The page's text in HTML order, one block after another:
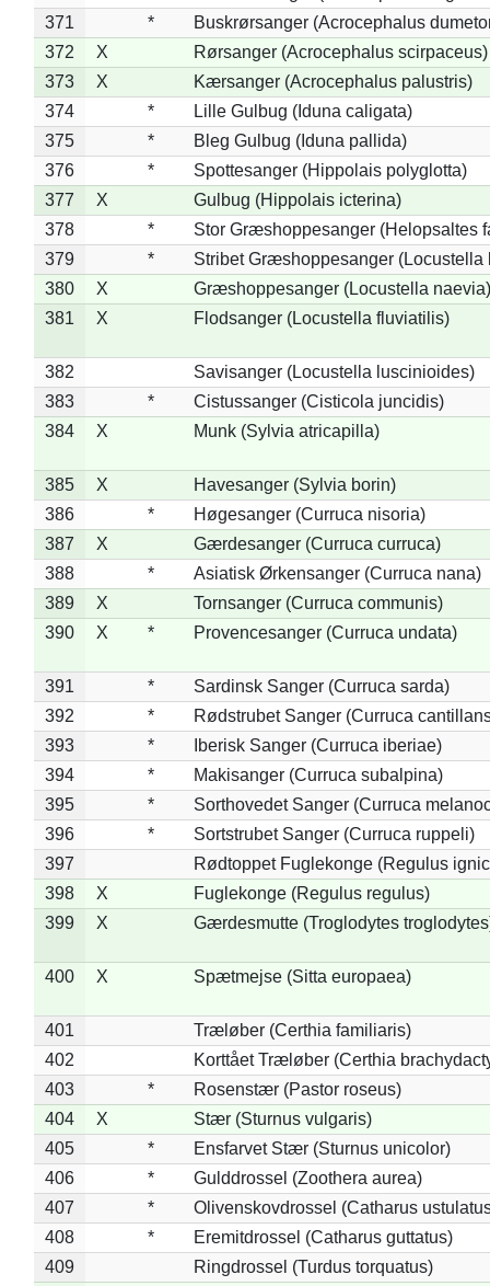
371
*
Buskrørsanger (Acrocephalus
372
X
Rørsanger (Acrocephalus scirpaceus)
373
X
Kærsanger (Acrocephalus palustris)
374
*
Lille Gulbug (Iduna caligata)
375
*
Bleg Gulbug (Iduna pallida)
376
*
Spottesanger (Hippolais polyglotta)
377
X
Gulbug (Hippolais icterina)
378
*
Stor Græshoppesanger (Helopsaltes
379
*
Stribet Græshoppesanger (Locustella
380
X
Græshoppesanger (Locustella naevia)
381
X Flodsanger (Locustella fluviatilis)
382
Savisanger (Locustella luscinioides)
383
*
Cistussanger (Cisticola juncidis)
384
X Munk (Sylvia atricapilla)
385 X
Havesanger (Sylvia borin)
386
*
Høgesanger (Curruca nisoria)
387
X
Gærdesanger (Curruca curruca)
388
*
Asiatisk Ørkensanger (Curruca nana)
389
X
Tornsanger (Curruca communis)
390
X * Provencesanger (Curruca undata)
391 *
Sardinsk Sanger (Curruca sarda)
392
*
Rødstrubet Sanger (Curruca
393
*
Iberisk Sanger (Curruca iberiae)
394
*
Makisanger (Curruca subalpina)
395
*
Sorthovedet Sanger (Curruca
396
*
Sortstrubet Sanger (Curruca ruppeli)
397
Rødtoppet Fuglekonge (Regulus
398
X
Fuglekonge (Regulus regulus)
399
X Gærdesmutte (Troglodytes
400 X Spætmejse (Sitta europaea)
401
Træløber (Certhia familiaris)
402
Korttået Træløber (Certhia
403
*
Rosenstær (Pastor roseus)
404
X
Stær (Sturnus vulgaris)
405
*
Ensfarvet Stær (Sturnus unicolor)
406
*
Gulddrossel (Zoothera aurea)
407
*
Olivenskovdrossel (Catharus
408
*
Eremitdrossel (Catharus guttatus)
409
Ringdrossel (Turdus torquatus)